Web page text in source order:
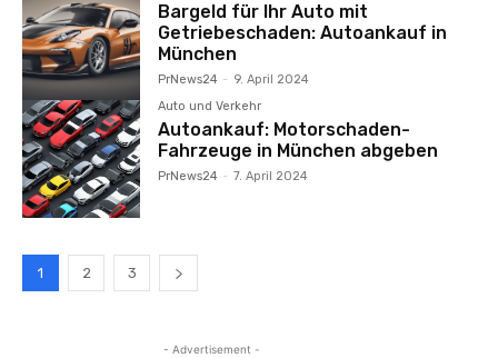
Bargeld für Ihr Auto mit
Getriebeschaden: Autoankauf in
München
PrNews24 - 9. April 2024
Auto und Verkehr
Autoankauf: Motorschaden-
Fahrzeuge in München abgeben
PrNews24 - 7. April 2024
1 2 3
- Advertisement -